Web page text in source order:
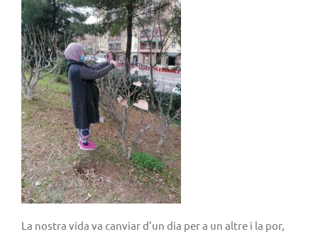
La nostra vida va canviar d’un dia per a un altre i la por,